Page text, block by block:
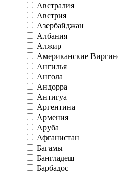
Австралия
Австрия
Азербайджан
Албания
Алжир
Американские
Ангилья
Ангола
Андорра
Антигуа
Аргентина
Армения
Аруба
Афганистан
Багамы
Бангладеш
Барбадос